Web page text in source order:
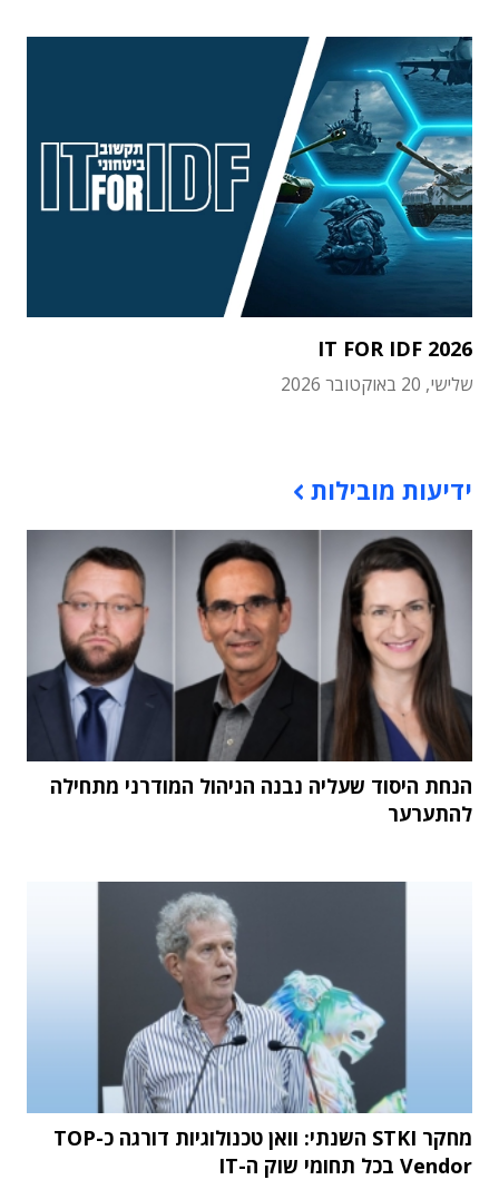
IT FOR IDF 2026
שלישי, 20 באוקטובר 2026
ידיעות מובילות
הנחת היסוד שעליה נבנה הניהול המודרני מתחילה
להתערער
מחקר STKI השנתי: וואן טכנולוגיות דורגה כ-TOP
Vendor בכל תחומי שוק ה-IT